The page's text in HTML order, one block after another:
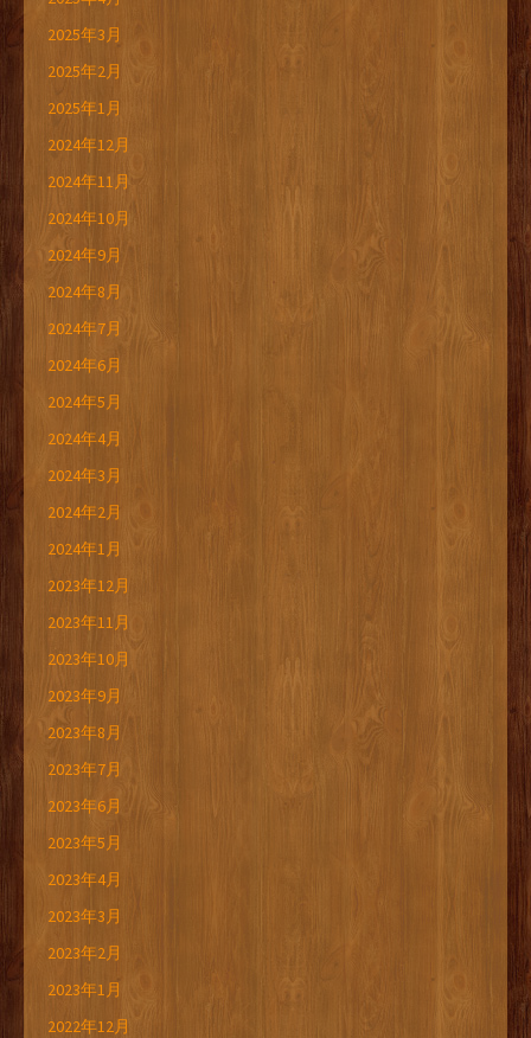
2025年3月
2025年2月
2025年1月
2024年12月
2024年11月
2024年10月
2024年9月
2024年8月
2024年7月
2024年6月
2024年5月
2024年4月
2024年3月
2024年2月
2024年1月
2023年12月
2023年11月
2023年10月
2023年9月
2023年8月
2023年7月
2023年6月
2023年5月
2023年4月
2023年3月
2023年2月
2023年1月
2022年12月